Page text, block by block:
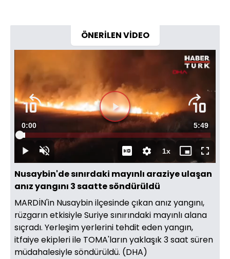
ÖNERİLEN VİDEO
DuraklatSesi
Aç
Süre
0:00 Toplam
Süre
5:49
Yüklendi:
1xOynatma
Hızı
Mini
oynatıcı
Tam
Ekran
Nusaybin'de sınırdaki mayınlı araziye ulaşan
anız yangını 3 saatte söndürüldü
MARDİN'in Nusaybin ilçesinde çıkan anız yangını,
rüzgarın etkisiyle Suriye sınırındaki mayınlı alana
sıçradı. Yerleşim yerlerini tehdit eden yangın,
itfaiye ekipleri ile TOMA'ların yaklaşık 3 saat süren
müdahalesiyle söndürüldü. (DHA)